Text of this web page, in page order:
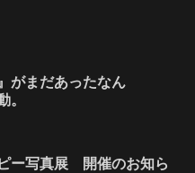
がまだあったなん
。
ー写真展 開催のお知ら